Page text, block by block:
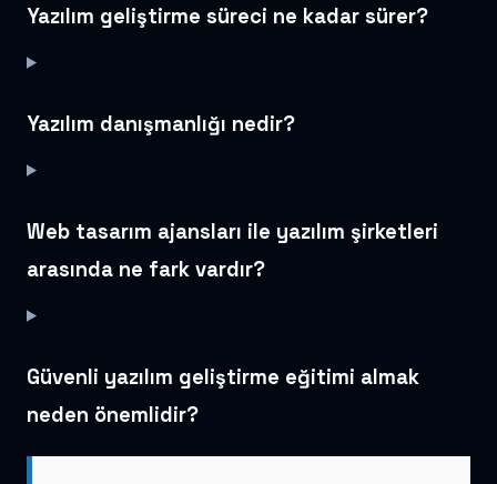
Yazılım geliştirme süreci ne kadar sürer?
Yazılım danışmanlığı nedir?
Web tasarım ajansları ile yazılım şirketleri
arasında ne fark vardır?
Güvenli yazılım geliştirme eğitimi almak
neden önemlidir?